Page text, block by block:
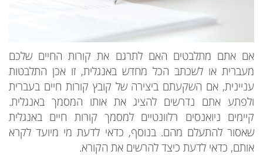
אם אתם מתלבטים האם לתרגם את קורות החיים שלכם
מעברית או לשכתב הכל מחדש באנגלית, זו אכן התלבטות
עניינית, אם השקעתם ביצירה של קובץ קורות חיים בעברית
ולפתע אתם נדרשים להציג את אותו המסמך באנגלית.
קיימים ניואנסים רלוונטיים למסמך קורות חיים באנגלית
שאסור להתעלם מהם. בנוסף, כדאי לדעת מי מיועד לקרא
אותם, כדאי לדעת כיצד להרשים את הקורא.